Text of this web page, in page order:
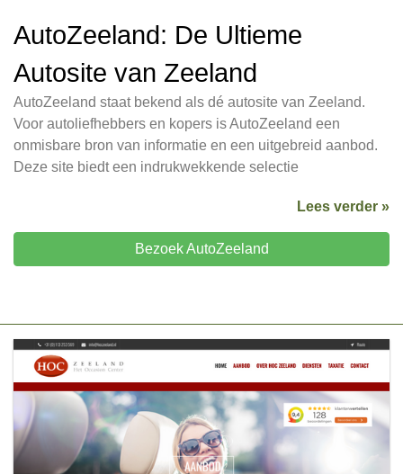
AutoZeeland: De Ultieme
Autosite van Zeeland
AutoZeeland staat bekend als dé autosite van Zeeland.
Voor autoliefhebbers en kopers is AutoZeeland een
onmisbare bron van informatie en een uitgebreid aanbod.
Deze site biedt een indrukwekkende selectie
Lees verder »
Bezoek AutoZeeland